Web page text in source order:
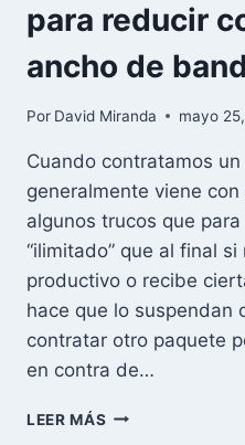
para reducir
ancho de
Por David Miranda mayo
Cuando contratamos
generalmente viene
algunos trucos que
“ilimitado” que al final
productivo o recibe
hace que lo suspendan
contratar otro paquete
en contra de…
LEER MÁS BLOQUEANDO